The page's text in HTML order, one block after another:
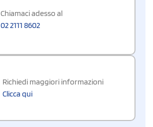
Chiamaci adesso al
02 2111 8602
Richiedi maggiori informazioni
Clicca qui